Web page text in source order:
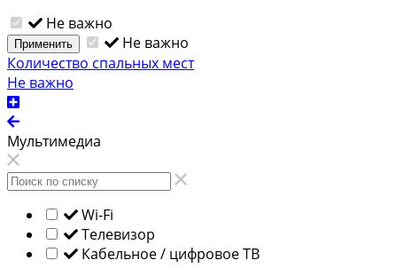
Не важно
Применить
Не важно
Количество спальных мест
Не важно
Мультимедиа
Wi-Fi
Телевизор
Кабельное / цифровое ТВ